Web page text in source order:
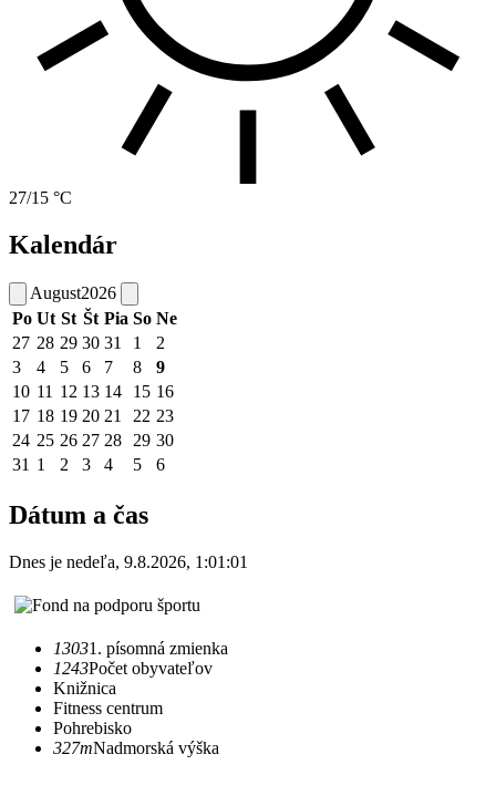
27/15 °C
Kalendár
August2026
Po Ut St Št Pia So Ne
27 28 29 30 31 1
2
3
4 5 6 7 8
9
10 11 12 13 14 15 16
17 18 19 20 21 22 23
24 25 26 27 28 29 30
31 1 2 3 4 5 6
Dátum a čas
Dnes je nedeľa, 9.8.2026, 1:01:01
13031. písomná zmienka
1243Počet obyvateľov
Knižnica
Fitness centrum
Pohrebisko
327mNadmorská výška